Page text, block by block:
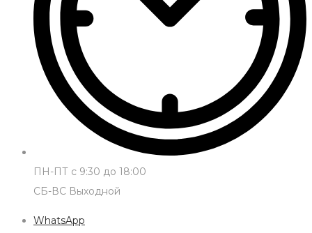
ПН-ПТ с 9:30 до 18:00
СБ-ВС Выходной
WhatsApp